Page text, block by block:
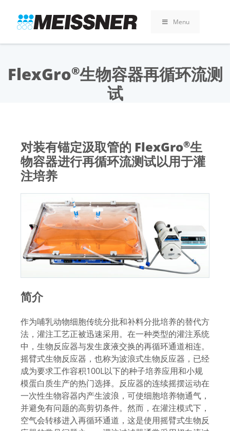
search
footer
容
Menu
FlexGro®生物容器再循环流测
试
对装有锚定汲取管的 FlexGro®生
物容器进行再循环流测试以用于灌
注培养
简介
作为哺乳动物细胞传统分批和补料分批培养的替代方
法，灌注工艺正被迅速采用。在一种类型的灌注系统
中，生物反应器与发生废液交换的再循环通道相连。
摇臂式生物反应器，也称为波浪式生物反应器，已经
成为要求工作容积100L以下的种子培养应用和小规
模蛋白质生产的热门选择。反应器的连续摇摆运动在
一次性生物容器内产生波浪，可使细胞培养物通气，
并避免有问题的高剪切条件。然而，在灌注模式下，
空气会转移进入再循环通道，这是使用摇臂式生物反